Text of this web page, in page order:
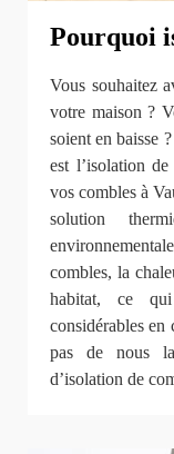
Pourquoi
Vous souhaitez
votre maison ?
soient en baisse
est l’isolation
vos combles à
solution
combles, la
habitat, ce
considérables en
pas de nous
d’isolation de